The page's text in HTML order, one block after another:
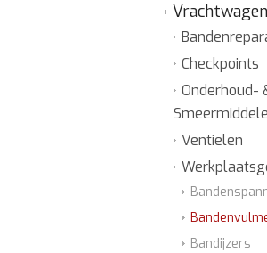
Vrachtwagen
Checkpoints
Onderhoud-
Ventielen
Bandijzers